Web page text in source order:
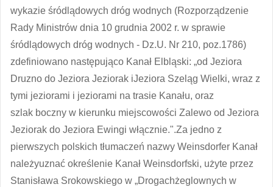
wykazie śródlądowych dróg wodnych (Rozporządzenie
Rady Ministrów dnia 10 grudnia 2002 r. w sprawie
śródlądowych dróg wodnych - Dz.U. Nr 210, poz.1786)
zdefiniowano następująco Kanał Elbląski: „od Jeziora
Druzno do Jeziora Jeziorak iJeziora Szeląg Wielki, wraz z
tymi jeziorami i jeziorami na trasie Kanału, oraz
szlak boczny w kierunku miejscowości Zalewo od Jeziora
Jeziorak do Jeziora Ewingi włącznie.".Za jedno z
pierwszych polskich tłumaczeń nazwy Weinsdorfer Kanał
należyuznać określenie Kanał Weinsdorfski, użyte przez
Stanisława Srokowskiego w „Drogachżeglownych w